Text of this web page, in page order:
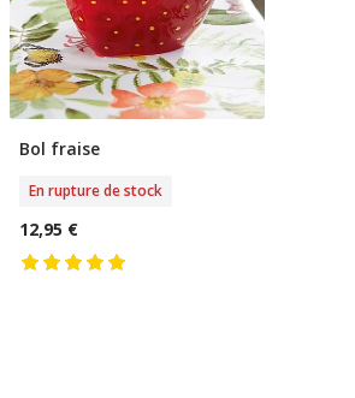
Rupture De Stock
Bol fraise
En rupture de stock
12,95 €